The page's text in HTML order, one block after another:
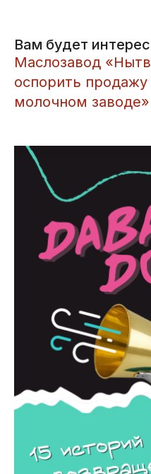
Вам будет
​Маслозавод
оспорить
молочном заводе»